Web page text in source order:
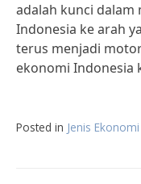
adalah kunci
Indonesia ke arah
terus menjadi
ekonomi Indonesia
Posted in Jenis Ekonomi